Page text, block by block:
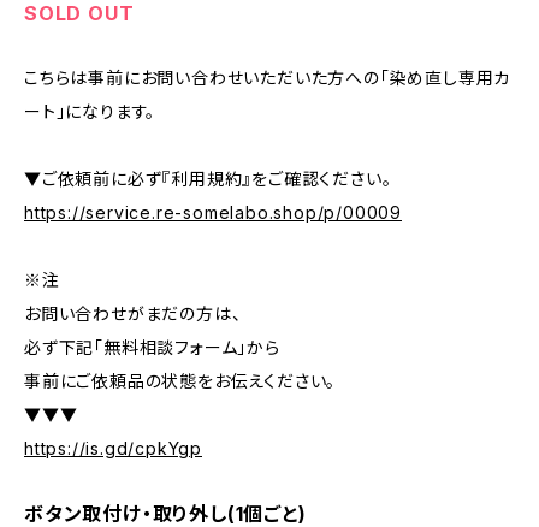
SOLD OUT
こちらは事前にお問い合わせいただいた方への「染め直し専用カ
ート」になります。
▼ご依頼前に必ず『利用規約』をご確認ください。
https://service.re-somelabo.shop/p/00009
※注
お問い合わせがまだの方は、
必ず下記「無料相談フォーム」から
事前にご依頼品の状態をお伝えください。
▼▼▼
https://is.gd/cpkYgp
ボタン取付け・取り外し(1個ごと)